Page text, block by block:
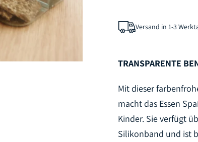
Versand in 1-3
TRANSPARENTE
Mit dieser
macht das Essen
Kinder. Sie verfügt
Silikonband und ist